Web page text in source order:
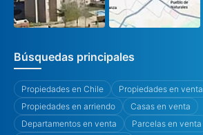
Búsquedas principales
Propiedades en Chile
Propiedades en venta
Propiedades en arriendo
Casas en venta
Departamentos en venta
Parcelas en venta